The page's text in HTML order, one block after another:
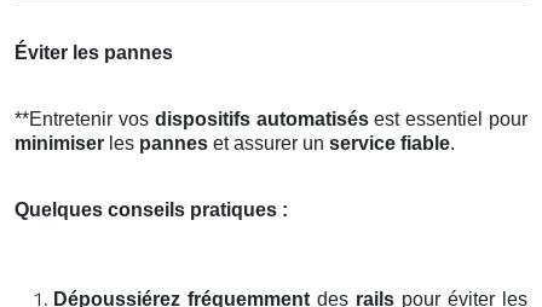
Éviter les pannes
**Entretenir vos dispositifs automatisésest essentiel pour
minimiser les pannes et assurer un service fiable.
Quelques conseils pratiques :
Dépoussiérez fréquemment des rails pour éviter les